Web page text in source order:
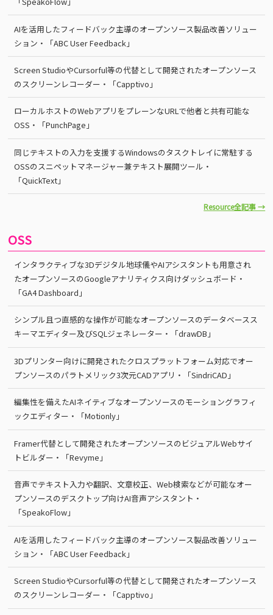
AIを活用したフィードバック主導のオープンソース製品改善ソリュー
ション・「ABC User Feedback」
Screen StudioやCursorful等の代替として開発されたオープンソース
のスクリーンレコーダー・「Capptivo」
ローカルホストのWebアプリをプレーンなURLで他者と共有可能な
OSS・「PunchPage」
同じテキストの入力を支援するWindowsのタスクトレイに常駐する
OSSのスニペットマネージャー兼テキスト展開ツール・
「QuickText」
Resource全記事 →
OSS
インタラクティブな3Dデジタル地球儀やAIアシスタントも用意され
たオープンソースのGoogleアナリティクス向けダッシュボード・
「GA4 Dashboard」
シンプル且つ直感的な操作が可能なオープンソースのデータベースス
キーマエディター及びSQLジェネレーター・「drawDB」
3Dプリンター向けに開発されたクロスプラットフォーム対応でオー
プンソースのパラトメリック3次元CADアプリ・「SindriCAD」
編集性を備えたAIネイティブなオープンソースのモーショングラフィ
ックエディター・「Motionly」
Framer代替として開発されたオープンソースのビジュアルWebサイ
トビルダー・「Revyme」
音声でテキスト入力や翻訳、文章校正、Web検索などが可能なオー
プンソースのデスクトップ向けAI音声アシスタント・
「SpeakoFlow」
AIを活用したフィードバック主導のオープンソース製品改善ソリュー
ション・「ABC User Feedback」
Screen StudioやCursorful等の代替として開発されたオープンソース
のスクリーンレコーダー・「Capptivo」